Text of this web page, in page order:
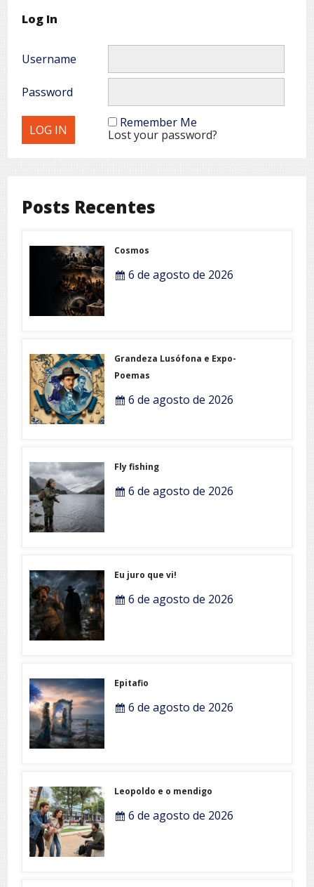
Log In
Username
Password
Remember Me
Lost your password?
Posts Recentes
Cosmos
6 de agosto de 2026
Grandeza Lusófona e Expo-
Poemas
6 de agosto de 2026
Fly fishing
6 de agosto de 2026
Eu juro que vi!
6 de agosto de 2026
Epitafio
6 de agosto de 2026
Leopoldo e o mendigo
6 de agosto de 2026